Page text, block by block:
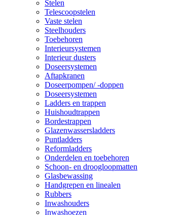
Stelen
Telescoopstelen
Vaste stelen
Steelhouders
Toebehoren
Interieursystemen
Interieur dusters
Doseersystemen
Aftapkranen
Doseerpompen/ -doppen
Doseersystemen
Ladders en trappen
Huishoudtrappen
Bordestrappen
Glazenwassersladders
Puntladders
Reformladders
Onderdelen en toebehoren
Schoon- en droogloopmatten
Glasbewassing
Handgrepen en linealen
Rubbers
Inwashouders
Inwashoezen